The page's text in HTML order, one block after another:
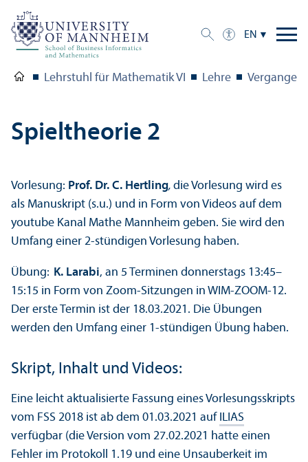
EN
Lehrstuhl für Mathematik VI Lehre
Spieltheorie 2
Vorlesung: Prof. Dr. C. Hertling, die Vorlesung wird es
als Manuskript (s.u.) und in Form von Videos auf dem
youtube Kanal Mathe Mannheim geben. Sie wird den
Umfang einer 2-stündigen Vorlesung haben.
Übung: K. Larabi, an 5 Terminen donnerstags 13:45–
15:15 in Form von Zoom-Sitzungen in WIM-ZOOM-12.
Der erste Termin ist der 18.03.2021. Die Übungen
werden den Umfang einer 1-stündigen Übung haben.
Skript, Inhalt und Videos:
Eine leicht aktualisierte Fassung eines Vorlesungsskripts
vom FSS 2018 ist ab dem 01.03.2021 auf ILIAS
verfügbar (die Version vom 27.02.2021 hatte einen
Fehler im Protokoll 1.19 und eine Unsauberkeit im